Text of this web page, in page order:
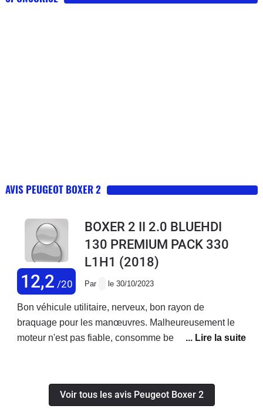
AVIS PEUGEOT BOXER 2
12,2 /20
BOXER 2 II 2.0 BLUEHDI
130 PREMIUM PACK 330
L1H1 (2018)
Par le 30/10/2023
Bon véhicule utilitaire, nerveux, bon rayon de
braquage pour les manœuvres. Malheureusement le
moteur n'est pas fiable, consomme beaucoup trop
Voir tous les avis Peugeot Boxer 2